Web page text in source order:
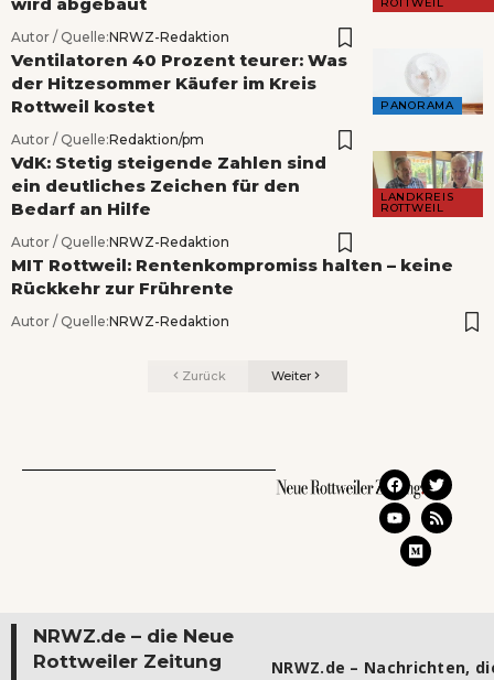
Autor / Quelle:NRWZ-Redaktion
PANORAMA
Ventilatoren 40 Prozent teurer: Was
der Hitzesommer Käufer im Kreis
Rottweil kostet
Autor / Quelle:Redaktion/pm
LANDKREIS
ROTTWEIL
VdK: Stetig steigende Zahlen sind
ein deutliches Zeichen für den
Bedarf an Hilfe
Autor / Quelle:NRWZ-Redaktion
MIT Rottweil: Rentenkompromiss halten – keine
Rückkehr zur Frührente
Autor / Quelle:NRWZ-Redaktion
Zurück Weiter
NRWZ.de – die Neue
Rottweiler Zeitung
NRWZ.de – Nachrichten,